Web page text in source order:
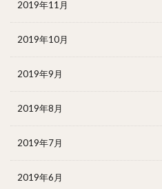
2019年11月
2019年10月
2019年9月
2019年8月
2019年7月
2019年6月